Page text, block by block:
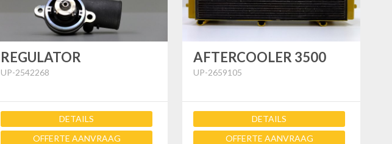
REGULATOR
UP-2542268
DETAILS
OFFERTE AANVRAAG
AFTERCOOLER 3500
UP-2659105
DETAILS
OFFERTE AANVRAAG